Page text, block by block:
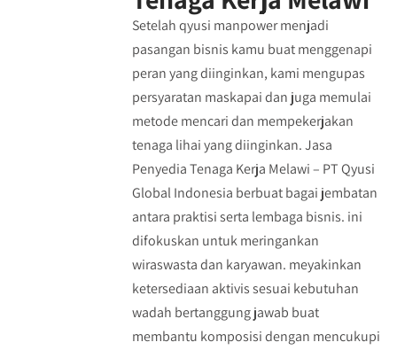
Setelah qyusi manpower menjadi
pasangan bisnis kamu buat menggenapi
peran yang diinginkan, kami mengupas
persyaratan maskapai dan juga memulai
metode mencari dan mempekerjakan
tenaga lihai yang diinginkan. Jasa
Penyedia Tenaga Kerja Melawi – PT Qyusi
Global Indonesia berbuat bagai jembatan
antara praktisi serta lembaga bisnis. ini
difokuskan untuk meringankan
wiraswasta dan karyawan. meyakinkan
ketersediaan aktivis sesuai kebutuhan
wadah bertanggung jawab buat
membantu komposisi dengan mencukupi